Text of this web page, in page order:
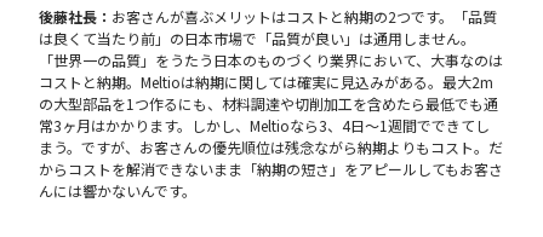
後藤社長： お客さんが喜ぶメリットはコストと納期の2つです。「品質
は良くて当たり前」の日本市場で「品質が良い」は通用しません。
「世界一の品質」をうたう日本のものづくり業界において、大事なのは
コストと納期。Meltioは納期に関しては確実に見込みがある。最大2m
の大型部品を1つ作るにも、材料調達や切削加工を含めたら最低でも通
常3ヶ月はかかります。しかし、Meltioなら3、4日〜1週間でできてし
まう。ですが、お客さんの優先順位は残念ながら納期よりもコスト。だ
からコストを解消できないまま「納期の短さ」をアピールしてもお客さ
んには響かないんです。